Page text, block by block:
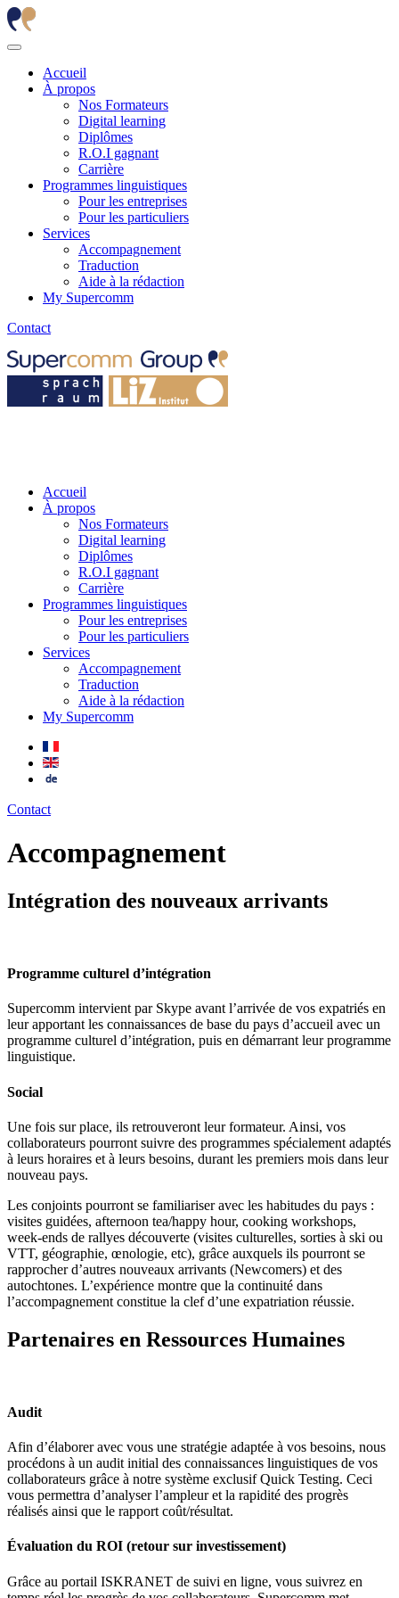
Accueil
À propos
Nos Formateurs
Digital learning
Diplômes
R.O.I gagnant
Carrière
Programmes linguistiques
Pour les entreprises
Pour les particuliers
Services
Accompagnement
Traduction
Aide à la rédaction
My Supercomm
Contact
Accueil
À propos
Nos Formateurs
Digital learning
Diplômes
R.O.I gagnant
Carrière
Programmes linguistiques
Pour les entreprises
Pour les particuliers
Services
Accompagnement
Traduction
Aide à la rédaction
My Supercomm
Contact
Accompagnement
Intégration des nouveaux arrivants
Programme culturel d’intégration
Supercomm intervient par Skype avant l’arrivée de vos expatriés en
leur apportant les connaissances de base du pays d’accueil avec un
programme culturel d’intégration, puis en démarrant leur programme
linguistique.
Social
Une fois sur place, ils retrouveront leur formateur. Ainsi, vos
collaborateurs pourront suivre des programmes spécialement adaptés
à leurs horaires et à leurs besoins, durant les premiers mois dans leur
nouveau pays.
Les conjoints pourront se familiariser avec les habitudes du pays :
visites guidées, afternoon tea/happy hour, cooking workshops,
week-ends de rallyes découverte (visites culturelles, sorties à ski ou
VTT, géographie, œnologie, etc), grâce auxquels ils pourront se
rapprocher d’autres nouveaux arrivants (Newcomers) et des
autochtones. L’expérience montre que la continuité dans
l’accompagnement constitue la clef d’une expatriation réussie.
Partenaires en Ressources Humaines
Audit
Afin d’élaborer avec vous une stratégie adaptée à vos besoins, nous
procédons à un audit initial des connaissances linguistiques de vos
collaborateurs grâce à notre système exclusif Quick Testing. Ceci
vous permettra d’analyser l’ampleur et la rapidité des progrès
réalisés ainsi que le rapport coût/résultat.
Évaluation du ROI (retour sur investissement)
Grâce au portail ISKRANET de suivi en ligne, vous suivrez en